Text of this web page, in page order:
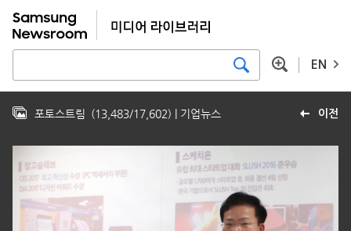
EN
이전
포토스트림 (13,483/17,602) | 기업뉴스